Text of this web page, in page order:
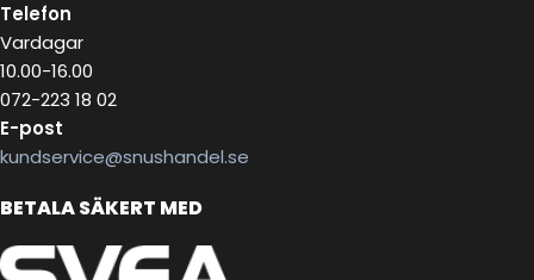
Telefon
Vardagar
10.00-16.00
072-223 18 02
E-post
kundservice@snushandel.se
BETALA SÄKERT MED